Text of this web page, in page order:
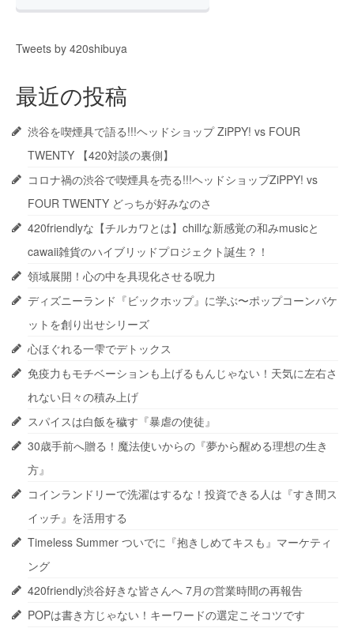
Tweets by 420shibuya
最近の投稿
渋谷を喫煙具で語る!!!ヘッドショップ ZiPPY! vs FOUR
TWENTY 【420対談の裏側】
コロナ禍の渋谷で喫煙具を売る!!!ヘッドショップZiPPY! vs
FOUR TWENTY どっちが好みなのさ
420friendlyな【チルカワとは】chillな新感覚の和みmusicと
cawaii雑貨のハイブリッドプロジェクト誕生？！
領域展開！心の中を具現化させる呪力
ディズニーランド『ビックホップ』に学ぶ〜ポップコーンバケ
ットを創り出せシリーズ
心ほぐれる一雫でデトックス
免疫力もモチベーションも上げるもんじゃない！天気に左右さ
れない日々の積み上げ
スパイスは白飯を穢す『暴虐の使徒』
30歳手前へ贈る！魔法使いからの『夢から醒める理想の生き
方』
コインランドリーで洗濯はするな！投資できる人は『すき間ス
イッチ』を活用する
Timeless Summer ついでに『抱きしめてキスも』マーケティ
ング
420friendly渋谷好きな皆さんへ 7月の営業時間の再報告
POPは書き方じゃない！キーワードの選定こそコツです